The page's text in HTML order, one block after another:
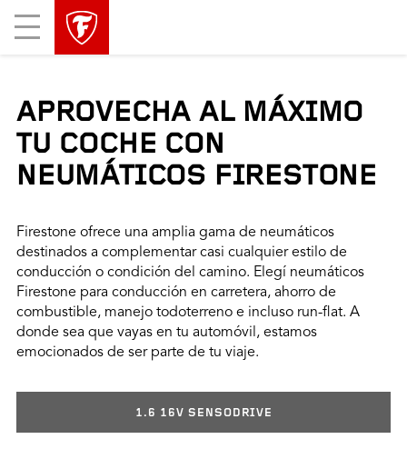
Mobile
Menu
APROVECHA AL MÁXIMO
TU COCHE CON
NEUMÁTICOS FIRESTONE
Firestone ofrece una amplia gama de neumáticos
destinados a complementar casi cualquier estilo de
conducción o condición del camino. Elegí neumáticos
Firestone para conducción en carretera, ahorro de
combustible, manejo todoterreno e incluso run-flat. A
donde sea que vayas en tu automóvil, estamos
emocionados de ser parte de tu viaje.
1.6 16V SENSODRIVE